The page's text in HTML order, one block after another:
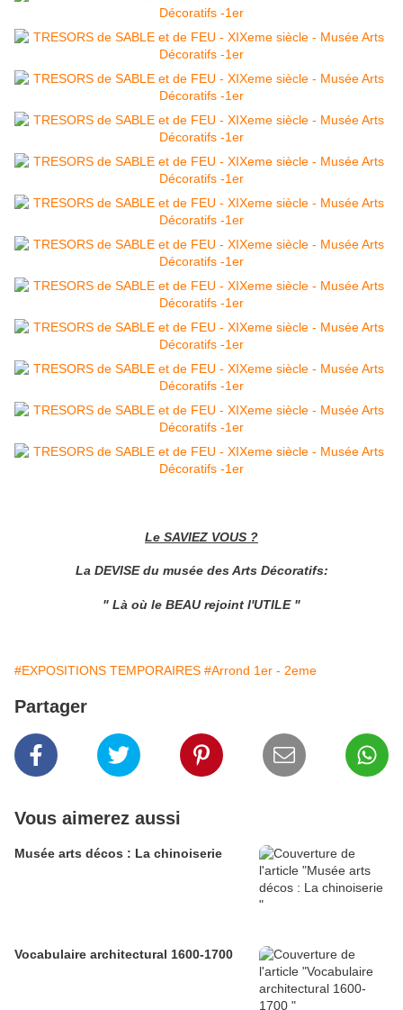
Le SAVIEZ VOUS ?
La DEVISE du musée des Arts Décoratifs:
" Là où le BEAU rejoint l'UTILE "
#EXPOSITIONS TEMPORAIRES #Arrond 1er - 2eme
Partager
Vous aimerez aussi
Musée arts décos : La chinoiserie
Vocabulaire architectural 1600-1700